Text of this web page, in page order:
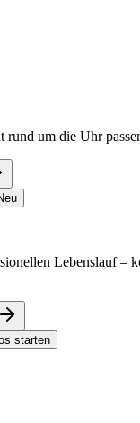
um die Uhr
Lebenslauf –
starten